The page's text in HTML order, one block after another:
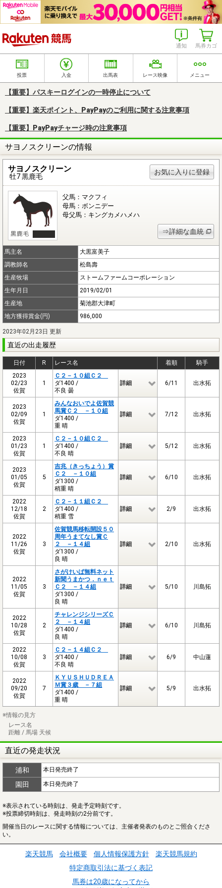
馬券カゴ
通知
投票 入金 出馬表 レース映像 メニュー
【重要】パスキーログインの一時停止について
【重要】楽天ポイント、PayPayのご利用に関する注意事項
【重要】PayPayチャージ時の注意事項
サヨノスクリーンの情報
サヨノスクリーン
牡7 黒鹿毛
お気に入りに登録
父馬：マクフィ
母馬：ボンニデー
母父馬：キングカメハメハ
⇒詳細な血統
馬主名
大黒富美子
調教師名
松島壽
生産牧場
ストームファームコーポレーション
生年月日
2019/02/01
生産地
菊池郡大津町
地方獲得賞金(円)
986,000
2023年02月23日 更新
直近の出走履歴
日付 R レース名 着順
騎手
2023
02/23
佐賀
1
Ｃ２－１０組Ｃ２
ダ1400 /
不良 曇
詳細 6/11 出水拓
2023
02/09
佐賀
1
みんなおいでよ佐賀競
馬賞Ｃ２ －１０組
ダ1400 /
重 晴
詳細 7/12 出水拓
2023
01/23
佐賀
1
Ｃ２－１０組Ｃ２
ダ1400 /
不良 晴
詳細 5/12 出水拓
2023
01/05
佐賀
5
吉兆（きっちょう）賞
Ｃ２ －１０組
ダ1300 /
稍重 晴
詳細 6/10 出水拓
2022
12/18
佐賀
2
Ｃ２－１１組Ｃ２
ダ1400 /
稍重 雪
詳細 2/9 出水拓
2022
11/26
佐賀
3
佐賀競馬移転開設５０
周年うまてなし賞Ｃ
２ －１４組
ダ1300 /
良 晴
詳細 2/10 出水拓
2022
11/05
佐賀
3
さがけいば無料ネット
新聞うまかつ．ｎｅｔ
Ｃ２ －１４組
ダ1300 /
良 晴
詳細 5/10 川島拓
2022
10/28
佐賀
2
チャレンジシリーズＣ
２ －１４組
ダ1400 /
良 晴
詳細 6/10 川島拓
2022
10/08
佐賀
3
Ｃ２－１４組Ｃ２
ダ1400 /
不良 晴
詳細 6/9 中山蓮
2022
09/20
佐賀
7
ＫＹＵＳＨＵＤＲＥＡ
Ｍ賞３歳 －７組
ダ1400 /
重 晴
詳細 5/9 出水拓
※情報の見方
レース名
距離 / 馬場 天候
直近の発走状況
浦和 本日発売終了
園田 本日発売終了
※表示されている時刻は、発走予定時刻です。
※投票締切時刻は、発走時刻の2分前です。
開催当日のレースに関する情報については、主催者発表のものとご照合くださ
い。
楽天競馬 会社概要 個人情報保護方針
楽天競馬規約
特定商取引法に基づく表記
馬券は20歳になってから